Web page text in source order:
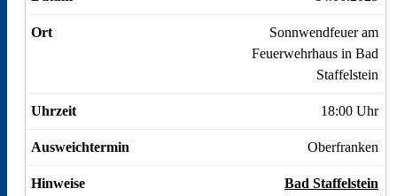
Sonnwendfeuer am
Feuerwehrhaus in Bad
Staffelstein
18:00 Uhr
Oberfranken
Bad Staffelstein